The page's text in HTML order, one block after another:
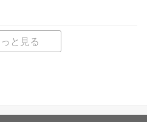
っと見る